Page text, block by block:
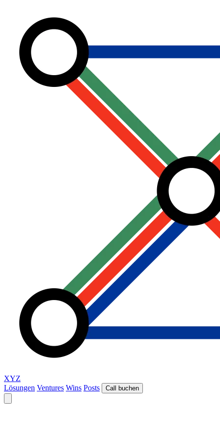
XYZ
Lösungen Ventures Wins Posts Call buchen